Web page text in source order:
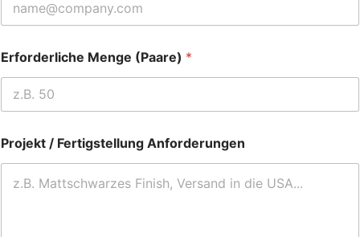
Erforderliche Menge (Paare) *
Projekt / Fertigstellung Anforderungen